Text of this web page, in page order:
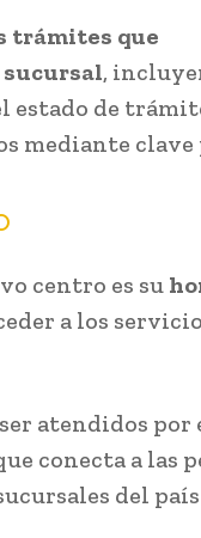
trámites que
,
estado de
mediante clave
centro es su
a los
atendidos por
conecta a las
del